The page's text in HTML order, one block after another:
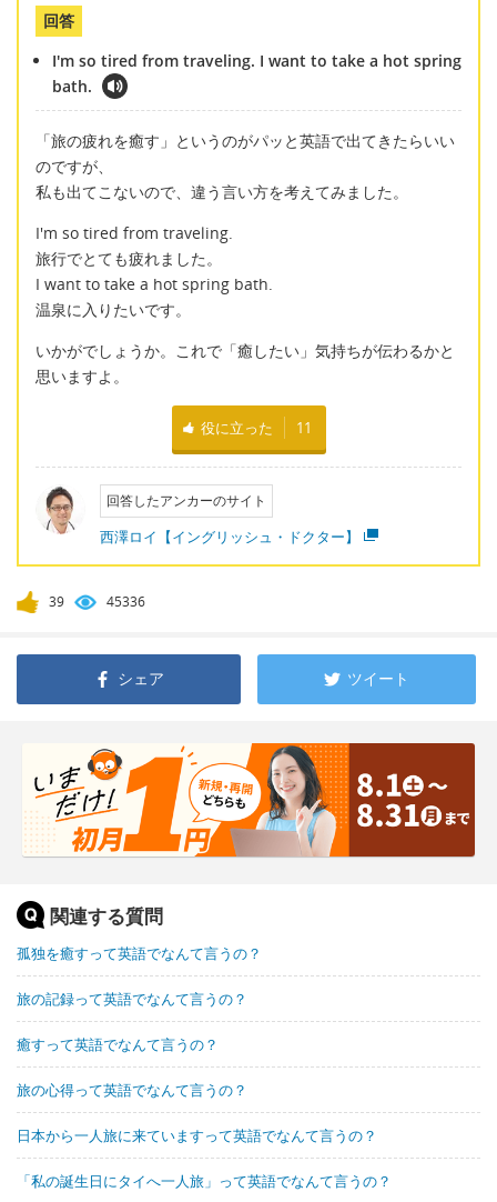
回答
I'm so tired from traveling. I want to take a hot spring
bath.
「旅の疲れを癒す」というのがパッと英語で出てきたらいい
のですが、
私も出てこないので、違う言い方を考えてみました。
I'm so tired from traveling.
旅行でとても疲れました。
I want to take a hot spring bath.
温泉に入りたいです。
いかがでしょうか。これで「癒したい」気持ちが伝わるかと
思いますよ。
役に立った 11
回答したアンカーのサイト
西澤ロイ【イングリッシュ・ドクター】
39 45336
シェア ツイート
関連する質問
孤独を癒すって英語でなんて言うの？
旅の記録って英語でなんて言うの？
癒すって英語でなんて言うの？
旅の心得って英語でなんて言うの？
日本から一人旅に来ていますって英語でなんて言うの？
「私の誕生日にタイへ一人旅」って英語でなんて言うの？